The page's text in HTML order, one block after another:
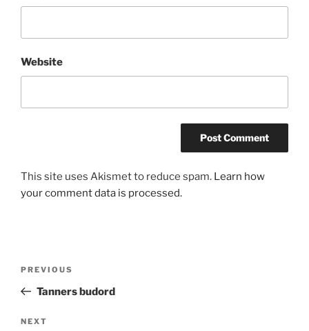
Website
This site uses Akismet to reduce spam. Learn how
your comment data is processed.
Previous
Post
PREVIOUS
Tanners budord
Next
NEXT